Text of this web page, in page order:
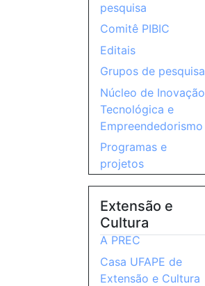
pesquisa
Comitê PIBIC
Editais
Grupos de pesquisa
Núcleo de Inovação
Tecnológica e
Empreendedorismo
Programas e
projetos
Extensão e
Cultura
A PREC
Casa UFAPE de
Extensão e Cultura